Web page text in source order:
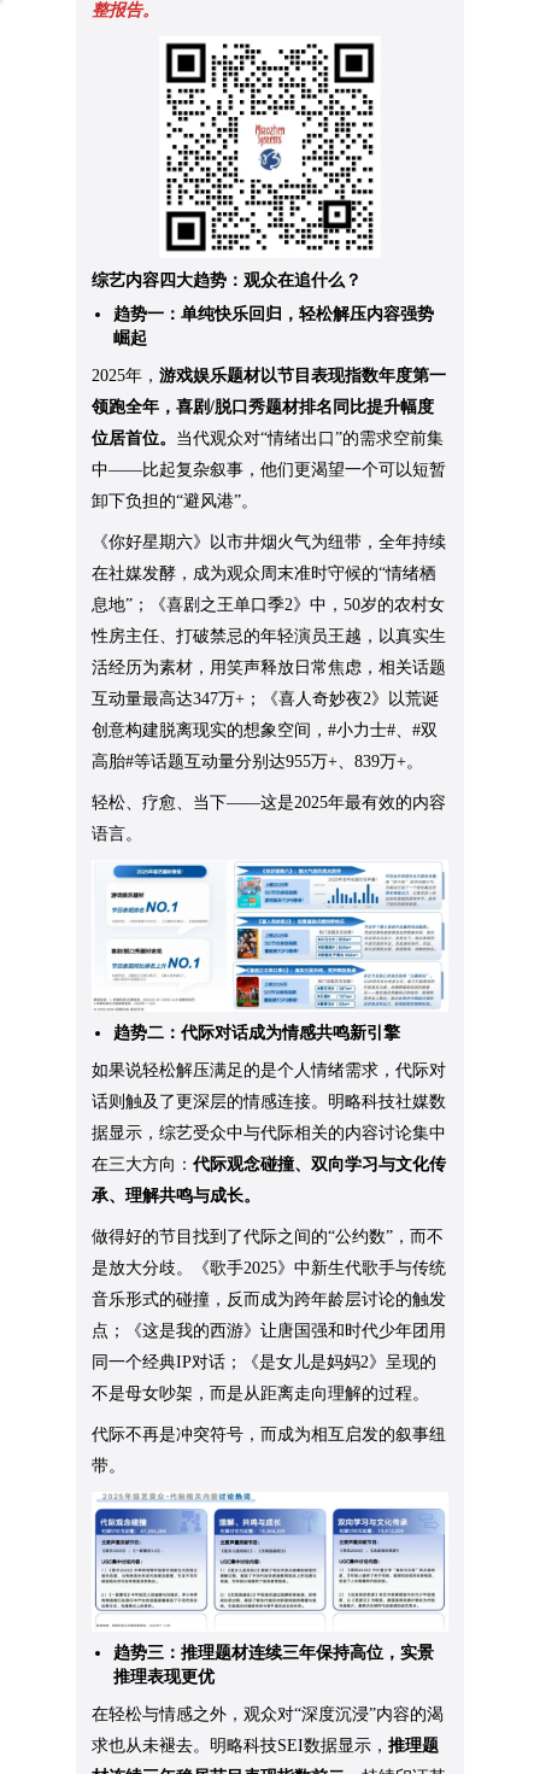
整报告。
综艺内容四大趋势：观众在追什么？
趋势一：单纯快乐回归，轻松解压内容强势
崛起
2025年，游戏娱乐题材以节目表现指数年度第一
领跑全年，喜剧/脱口秀题材排名同比提升幅度
位居首位。 当代观众对“情绪出口”的需求空前集
中——比起复杂叙事，他们更渴望一个可以短暂
卸下负担的“避风港”。
《你好星期六》以市井烟火气为纽带，全年持续
在社媒发酵，成为观众周末准时守候的“情绪栖
息地”；《喜剧之王单口季2》中，50岁的农村女
性房主任、打破禁忌的年轻演员王越，以真实生
活经历为素材，用笑声释放日常焦虑，相关话题
互动量最高达347万+；《喜人奇妙夜2》以荒诞
创意构建脱离现实的想象空间，#小力士#、#双
高胎#等话题互动量分别达955万+、839万+。
轻松、疗愈、当下——这是2025年最有效的内容
语言。
趋势二：代际对话成为情感共鸣新引擎
如果说轻松解压满足的是个人情绪需求，代际对
话则触及了更深层的情感连接。明略科技社媒数
据显示，综艺受众中与代际相关的内容讨论集中
在三大方向：代际观念碰撞、双向学习与文化传
承、理解共鸣与成长。
做得好的节目找到了代际之间的“公约数”，而不
是放大分歧。《歌手2025》中新生代歌手与传统
音乐形式的碰撞，反而成为跨年龄层讨论的触发
点；《这是我的西游》让唐国强和时代少年团用
同一个经典IP对话；《是女儿是妈妈2》呈现的
不是母女吵架，而是从距离走向理解的过程。
代际不再是冲突符号，而成为相互启发的叙事纽
带。
趋势三：推理题材连续三年保持高位，实景
推理表现更优
在轻松与情感之外，观众对“深度沉浸”内容的渴
求也从未褪去。明略科技SEI数据显示，推理题